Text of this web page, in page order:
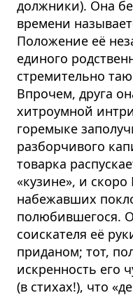
должники). Она
времени
Положение её
единого
стремительно
Впрочем, друга
хитроумной
горемыке
разборчивого
товарка
«кузине», и
набежавших
полюбившегося.
соискателя её
приданом; тот,
искренность его
(в стихах!), что